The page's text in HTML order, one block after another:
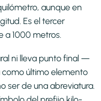
aunque en
Es el tercer
a 1000 metros.
ni lleva punto final —
último elemento
ser de una abreviatura.